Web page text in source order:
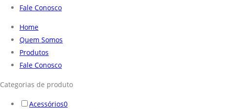
Fale Conosco
Home
Quem Somos
Produtos
Fale Conosco
Categorias de produto
Acessórios0